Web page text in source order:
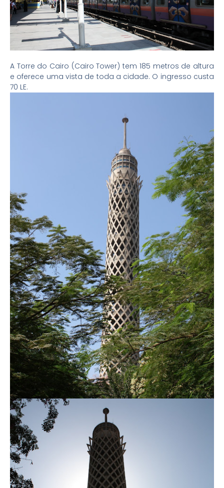
A Torre do Cairo (Cairo Tower) tem 185 metros de altura
e oferece uma vista de toda a cidade. O ingresso custa
70 LE.